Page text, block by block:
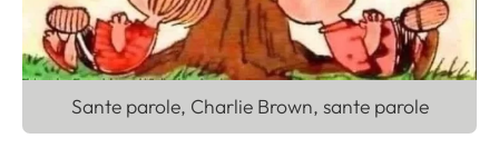
Sante parole, Charlie Brown, sante parole